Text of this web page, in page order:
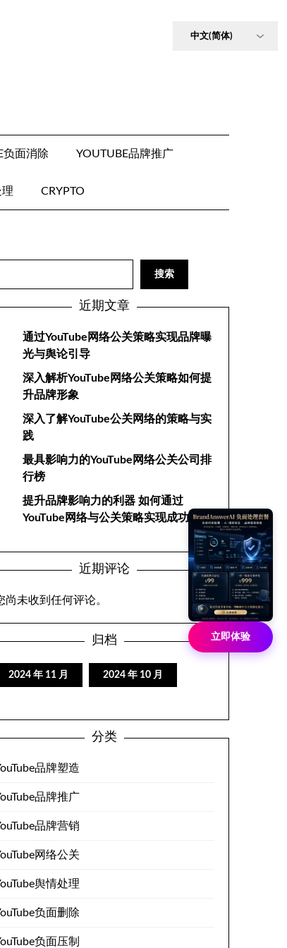
负面消除 YOUTUBE品牌推广
CRYPTO
搜索
近期文章
通过YouTube网络公关策略实现品牌曝
光与舆论引导
深入解析YouTube网络公关策略如何提
升品牌形象
深入了解YouTube公关网络的策略与实
践
最具影响力的YouTube网络公关公司排
行榜
提升品牌影响力的利器 如何通过
YouTube网络与公关策略实现成功
近期评论
尚未收到任何评论。
归档
2024 年 11 月 2024 年 10 月
分类
品牌塑造
品牌推广
品牌营销
网络公关
舆情处理
负面删除
负面压制
立即体验